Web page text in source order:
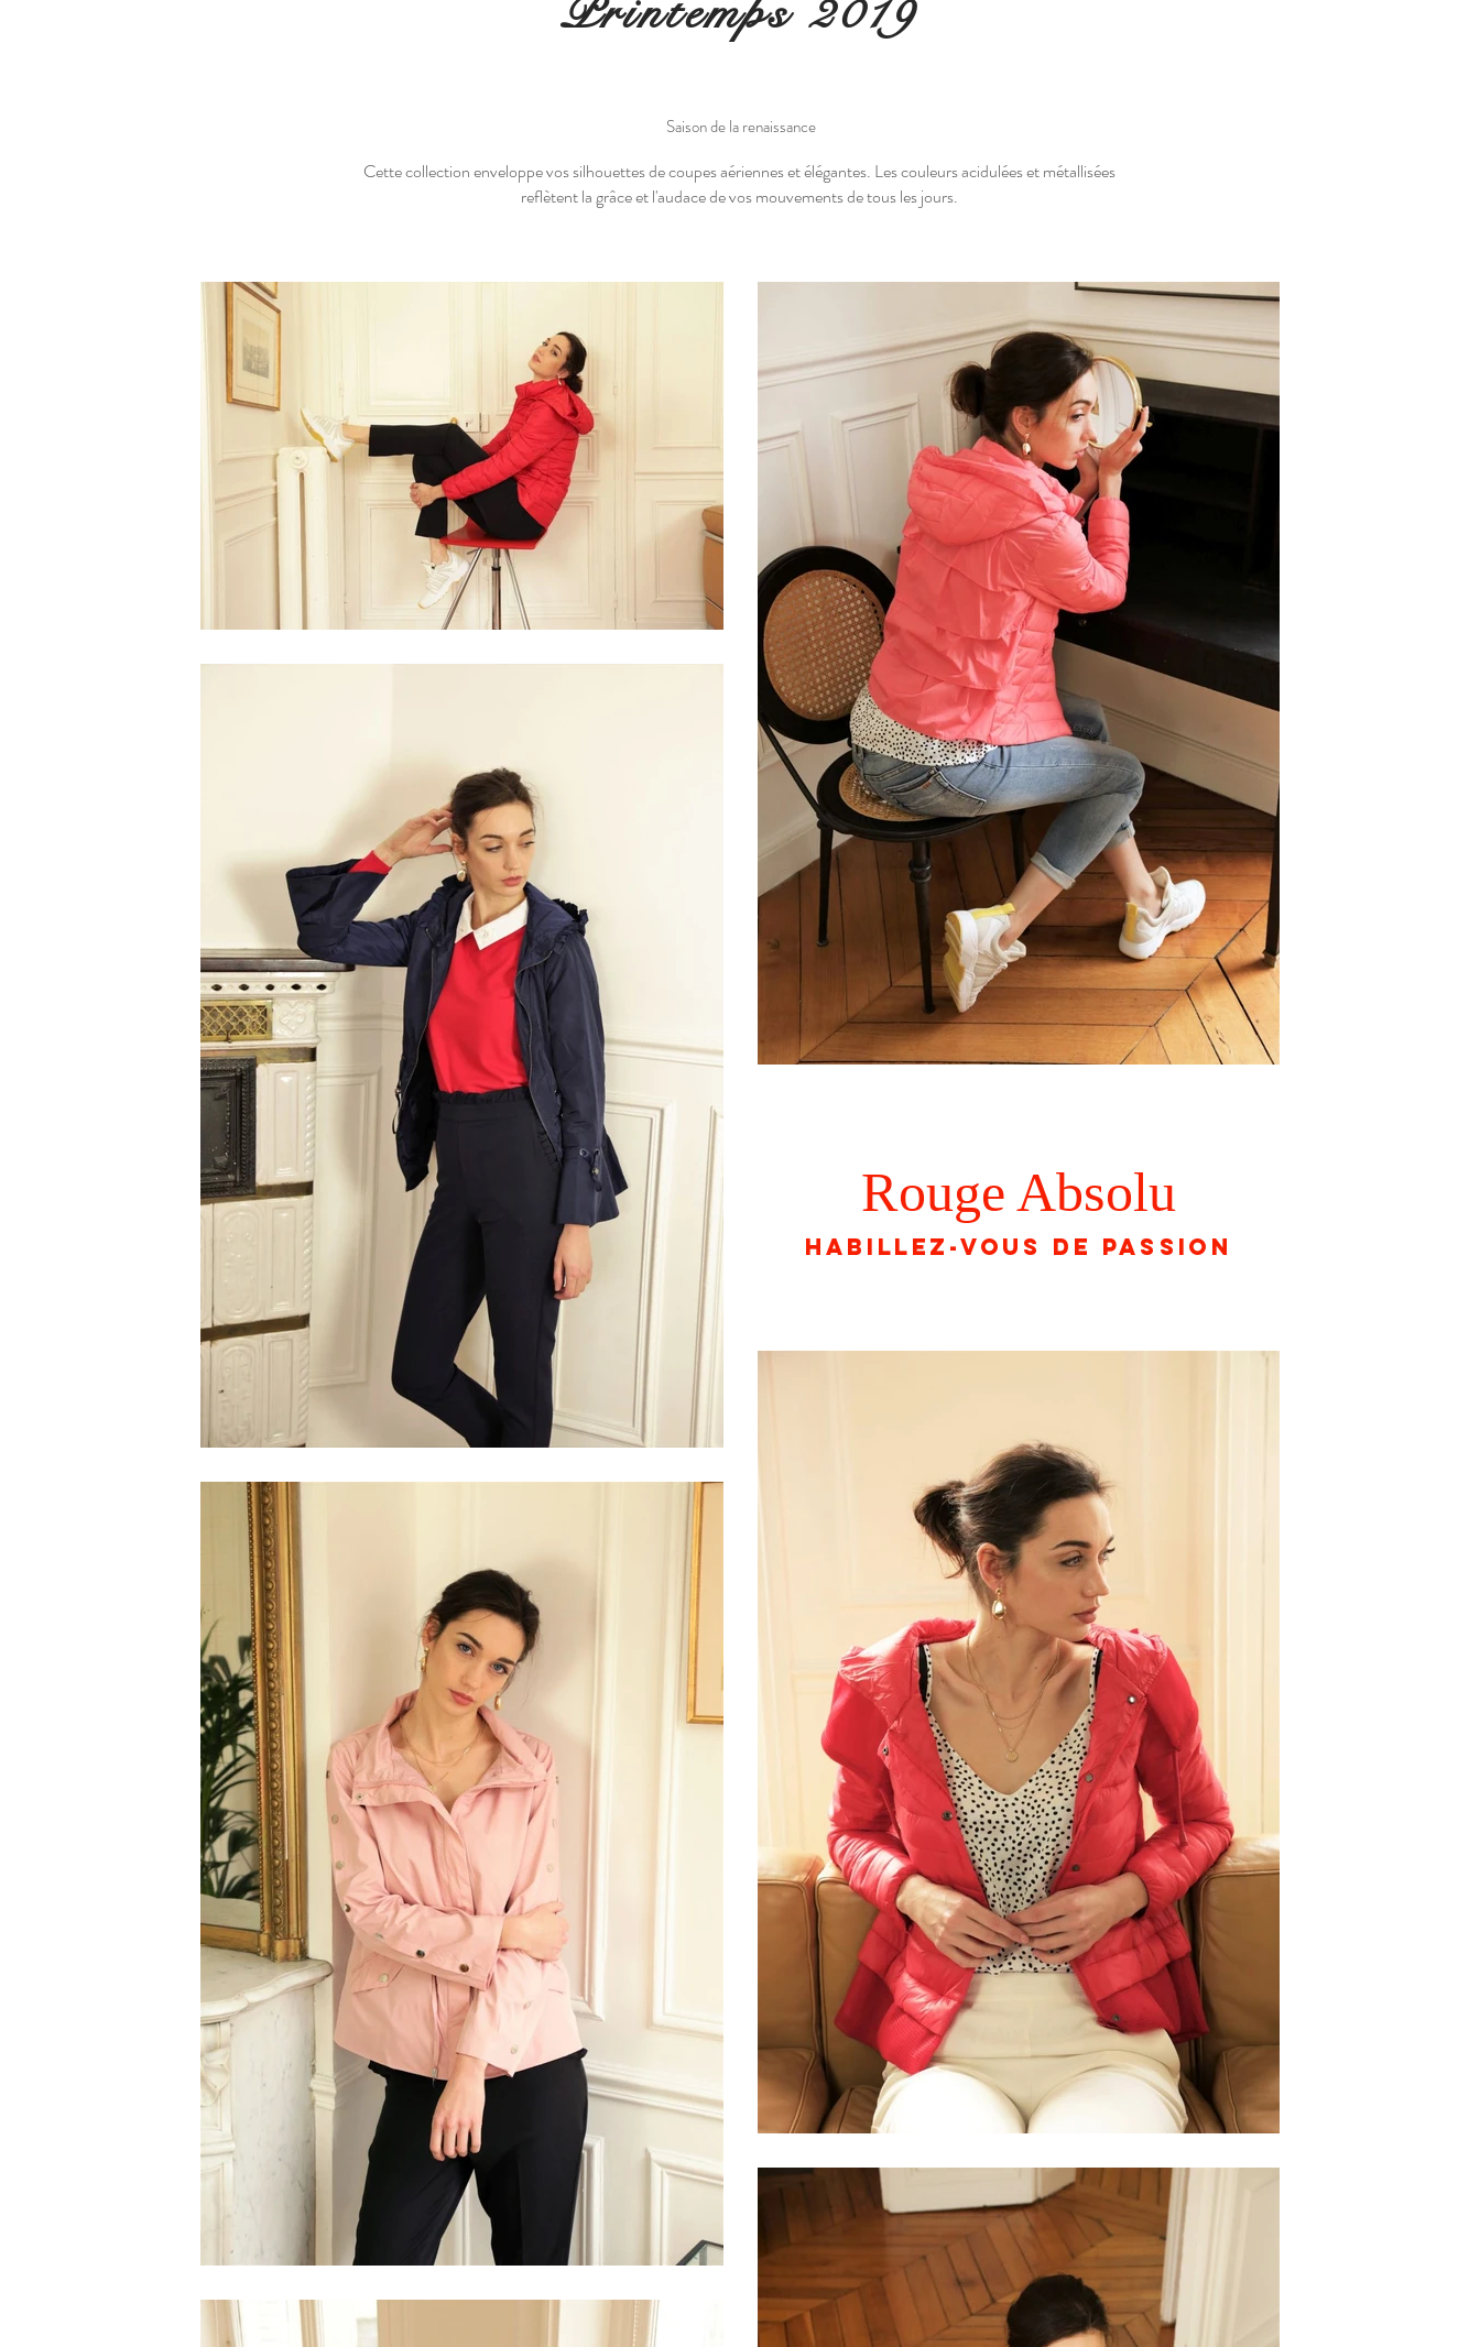
Printemps 2019
Saison de la renaissance
Cette collection enveloppe vos silhouettes de coupes aériennes et élégantes. Les couleurs acidulées et métallisées
reflètent la grâce et l'audace de vos mouvements de tous les jours.
Rouge Absolu
Habillez-vous de passion